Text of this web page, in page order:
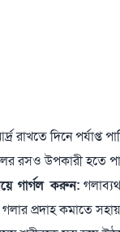
রাখতে দিনে পর্যাপ্ত
রসও উপকারী হতে
গার্গল করুন:
প্রদাহ কমাতে